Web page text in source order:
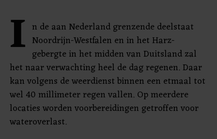
I n de aan Nederland grenzende deelstaat
Noordrijn-Westfalen en in het Harz-
gebergte in het midden van Duitsland zal
het naar verwachting heel de dag regenen. Daar
kan volgens de weerdienst binnen een etmaal tot
wel 40 millimeter regen vallen. Op meerdere
locaties worden voorbereidingen getroffen voor
wateroverlast.